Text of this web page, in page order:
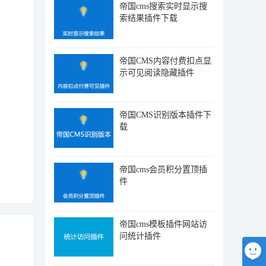
帝国cms搜索实时显示搜
索结果插件下载
帝国CMS内容付费扣点显
示可见阅读隐藏插件
帝国CMS识别版本插件下
载
帝国cms会员积分置顶插
件
帝国cms模板插件网站访
问统计插件